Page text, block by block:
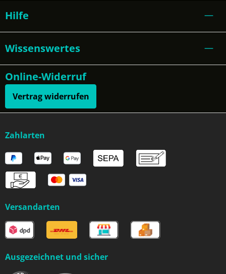
Hilfe
Wissenswertes
Online-Widerruf
Vertrag widerrufen
Zahlarten
Versandarten
Ausgezeichnet und sicher